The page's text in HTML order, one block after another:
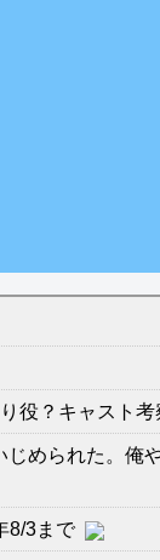
役？キャスト考
められた。俺
8/3まで